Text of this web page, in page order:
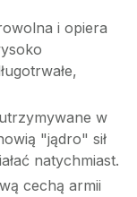
i opiera
w
"jądro" sił
natychmiast.
cechą armii